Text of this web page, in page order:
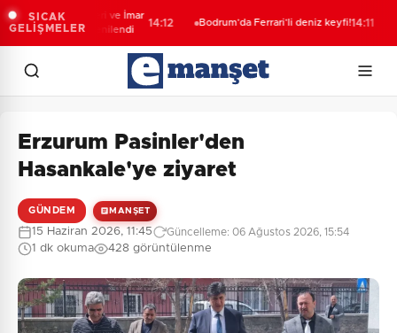
SICAK
GELİŞMELER
Kent Rehberi ve İmar
Sorgulama yenilendi
14:12 Bodrum’da Ferrari’li deniz keyfi!14:11
Erzurum Pasinler'den
Hasankale'ye ziyaret
GÜNDEM MANŞET
15 Haziran 2026, 11:45 Güncelleme: 06 Ağustos 2026, 15:54
1 dk okuma 428 görüntülenme